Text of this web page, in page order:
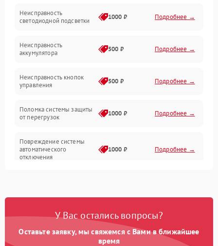
Электропитание
Прочие неисправности
Неисправность управления
Неисправность
светодиодной подсветки
1000 ₽ Подробнее →
Неисправность
аккумулятора
500 ₽ Подробнее →
Неисправность кнопок
управления
500 ₽ Подробнее →
Поломка системы защиты
от перегрузок
1000 ₽ Подробнее →
Повреждение системы
автоматического
отключения
1000 ₽ Подробнее →
замыкания
Повреждение системы
защиты от перегрева
1000 ₽
У Вас остались вопросы?
Оставьте заявку, мы свяжемся с Вами в ближайшее
время